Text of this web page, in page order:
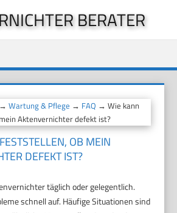
BERATER
→Wartung & Pflege → FAQ → Wie kann
Aktenvernichter defekt ist?
OB MEIN
DEFEKT IST?
täglich oder gelegentlich.
schnell auf. Häufige Situationen sind